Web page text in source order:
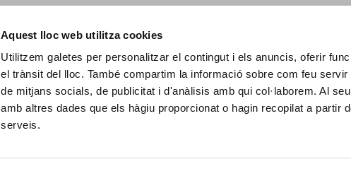
Aquest lloc web utilitza cookies
Utilitzem galetes per personalitzar el contingut i els anuncis, oferir
el trànsit del lloc. També compartim la informació sobre com feu
de mitjans socials, de publicitat i d'anàlisis amb qui col·laborem. Al
amb altres dades que els hàgiu proporcionat o hagin recopilat a partir
serveis.